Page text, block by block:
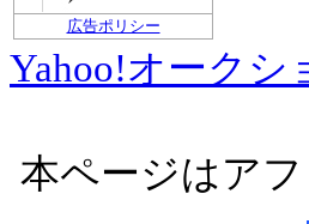
広告ポリシー
Yahoo!オークシ
本ページはア